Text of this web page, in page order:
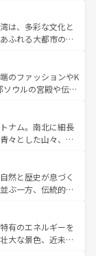
。
てくれるハワイの
アンミュージッ
ハワイの魅力を彩
ル（エアーズロッ
ンズの熱帯雨林な
やワイン、オージ
サーフィンやダイ
きにはたまらな
に味わいつくそ
は、多彩な文化と
ふれる大都市の台
など、都市の喧騒
人に新しい発見と
台湾の食文化も魅
エティ豊かな料理
コンテンツ一覧を参
のファッションやK
ウルの宮殿や伝統
美を楽しむことが
ストリートフード
。夜には、韓国な
力を心ゆくまで味
韓国情報はコンテンツ一
ナム。南北に細長
々とした山々、世
の古い町並みやホ
、独特の雰囲気を
かさとおいしさで
ーヒーなどは、ぜ
もあたたかい人々
れられない旅にな
然と歴史が息づく
ぶ一方、伝統的な
マイなどの山岳地
トやクラビの美し
できる。タイ料理
有のエネルギーを
大な景色、近未来